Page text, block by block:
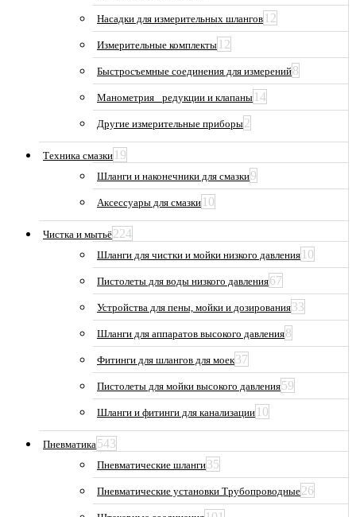
Насадки для измерительных шлангов 12
Измерительные комплекты 12
Быстросъемные соединения для измерений8
Манометрия_ редукции и клапаны 14
Другие измерительные приборы2
Техника смазки 19
Шланги и наконечники для смазки9
Аксессуары для смазки 10
Чистка и мытьё224
Шланги для чистки и мойки низкого давления 10
Пистолеты для воды низкого давления67
Устройства для пены, мойки и дозирования33
Шланги для аппаратов высокого давления8
Фитинги для шлангов для моек37
Пистолеты для мойки высокого давления59
Шланги и фитинги для канализации 10
Пневматика543
Пневматические шланги35
Пневматические установки Трубопроводные26